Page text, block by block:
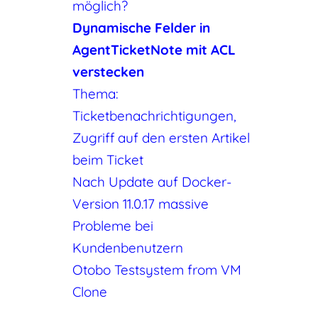
möglich?
Dynamische Felder in
AgentTicketNote mit ACL
verstecken
Thema:
Ticketbenachrichtigungen,
Zugriff auf den ersten Artikel
beim Ticket
Nach Update auf Docker-
Version 11.0.17 massive
Probleme bei
Kundenbenutzern
Otobo Testsystem from VM
Clone